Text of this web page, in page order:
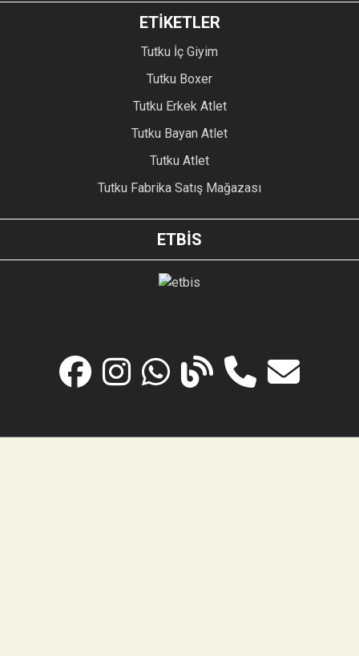
ETİKETLER
Tutku İç Giyim
Tutku Boxer
Tutku Erkek Atlet
Tutku Bayan Atlet
Tutku Atlet
Tutku Fabrika Satış Mağazası
ETBİS